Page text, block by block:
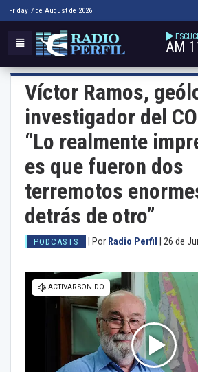
Friday 7 de August de 2026
AM
Víctor Ramos,
investigador del
“Lo realmente
es que fueron dos
terremotos
detrás de otro”
PODCASTS Por Radio Perfil 26 de